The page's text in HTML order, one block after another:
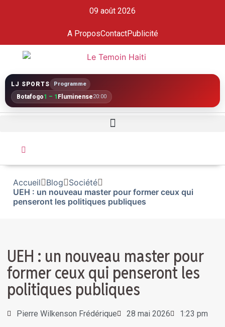
09 août 2026
A ProposContactPublicité
LJ SPORTS Programme
Botafogo1 – 1 Fluminense20:00
Accueil Blog
Société
UEH : un nouveau master pour former ceux qui
penseront les politiques publiques
UEH : un nouveau master pour
former ceux qui penseront les
politiques publiques
Pierre Wilkenson Frédérique 28 mai 2026 1:23 pm